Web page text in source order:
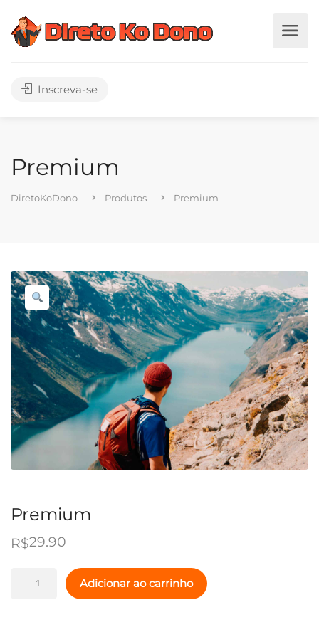
Inscreva-se
Premium
DiretoKoDono Produtos Premium
Premium
R$29.90
quantidade
Adicionar ao carrinho